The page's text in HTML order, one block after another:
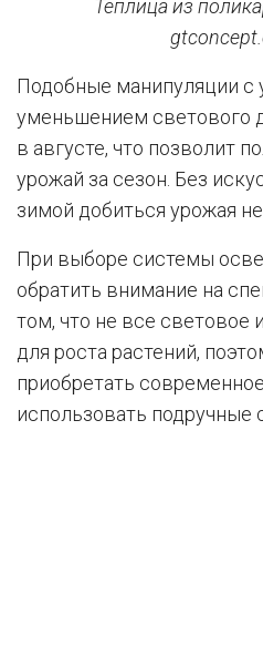
Теплица из
Подобные манипуляции с
уменьшением светового
в августе, что позволит
урожай за сезон. Без
зимой добиться урожая
При выборе системы
обратить внимание на
том, что не все световое
для роста растений,
приобретать
использовать подручные